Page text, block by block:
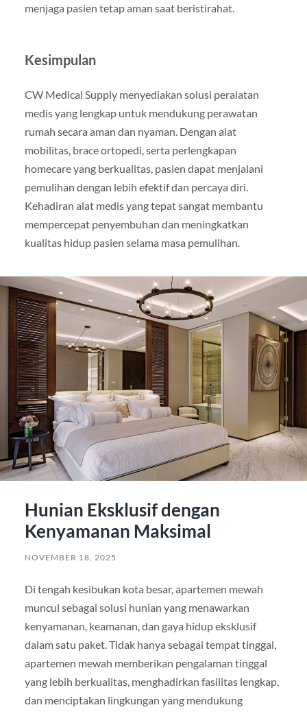
menjaga pasien tetap aman saat beristirahat.
Kesimpulan
CW Medical Supply menyediakan solusi peralatan
medis yang lengkap untuk mendukung perawatan
rumah secara aman dan nyaman. Dengan alat
mobilitas, brace ortopedi, serta perlengkapan
homecare yang berkualitas, pasien dapat menjalani
pemulihan dengan lebih efektif dan percaya diri.
Kehadiran alat medis yang tepat sangat membantu
mempercepat penyembuhan dan meningkatkan
kualitas hidup pasien selama masa pemulihan.
Hunian Eksklusif dengan
Kenyamanan Maksimal
NOVEMBER 18, 2025
Di tengah kesibukan kota besar, apartemen mewah
muncul sebagai solusi hunian yang menawarkan
kenyamanan, keamanan, dan gaya hidup eksklusif
dalam satu paket. Tidak hanya sebagai tempat tinggal,
apartemen mewah memberikan pengalaman tinggal
yang lebih berkualitas, menghadirkan fasilitas lengkap,
dan menciptakan lingkungan yang mendukung